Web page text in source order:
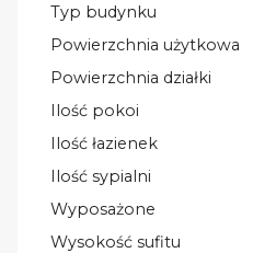
Typ budynku
Powierzchnia użytkowa
Powierzchnia działki
Ilość pokoi
Ilość łazienek
Ilość sypialni
Wyposażone
Wysokość sufitu